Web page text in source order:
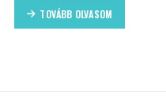
TOVÁBB OLVASOM